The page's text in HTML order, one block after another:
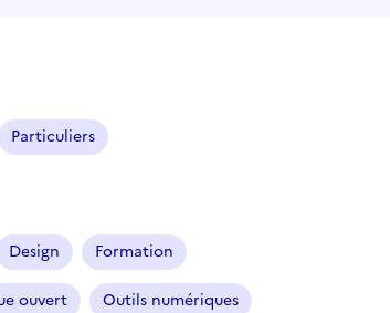
Particuliers
Design Formation
ouvert Outils numériques